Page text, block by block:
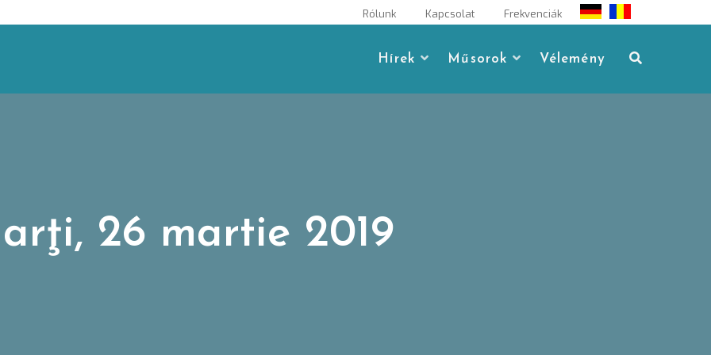
Rólunk Kapcsolat Frekvenciák
Hírek Műsorok Vélemény
26 martie 2019